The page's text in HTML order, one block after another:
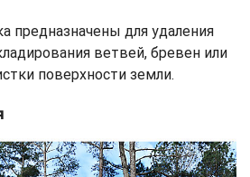
предназначены для удаления
ветвей, бревен или
поверхности земли.